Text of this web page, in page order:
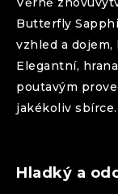
Butterfly
vzhled a dojem,
Elegantní,
poutavým
jakékoliv sbírce.
Hladký a